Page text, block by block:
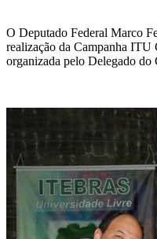
A
DO
DO
ITU/
O Deputado Federal Marco
realização da Campanha
organizada pelo Delegado